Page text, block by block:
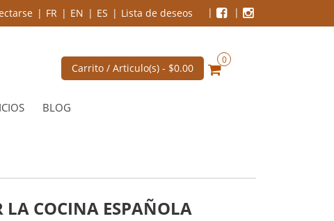
FR EN ES Lista de deseos
Carrito / Articulo(s) - $0.00
0
BLOG
COCINA ESPAÑOLA